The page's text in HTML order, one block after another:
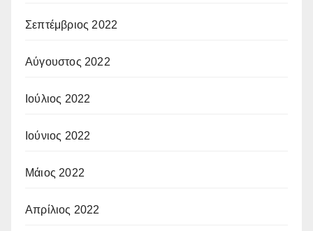
Σεπτέμβριος 2022
Αύγουστος 2022
Ιούλιος 2022
Ιούνιος 2022
Μάιος 2022
Απρίλιος 2022